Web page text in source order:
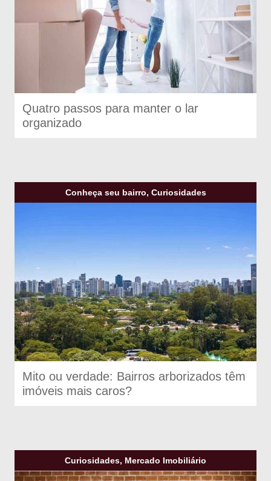
Quatro passos para manter o lar
organizado
Conheça seu bairro, Curiosidades
Mito ou verdade: Bairros arborizados têm
imóveis mais caros?
Curiosidades, Mercado Imobiliário